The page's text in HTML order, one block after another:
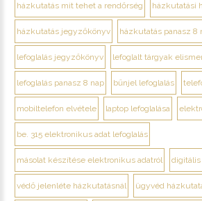
házkutatás mit tehet a rendőrség házkutatási
házkutatás jegyzőkönyv házkutatás panasz 8
lefoglalás jegyzőkönyv lefoglalt tárgyak
lefoglalás panasz 8 nap bűnjel lefoglalás
mobiltelefon elvétele laptop lefoglalása
be. 315 elektronikus adat lefoglalás
másolat készítése elektronikus adatról
védő jelenléte házkutatásnál ügyvéd